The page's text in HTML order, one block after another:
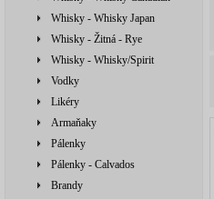
Whisky - Whisky Japan
Whisky - Žitná - Rye
Whisky - Whisky/Spirit
Vodky
Likéry
Armaňaky
Pálenky
Pálenky - Calvados
Brandy